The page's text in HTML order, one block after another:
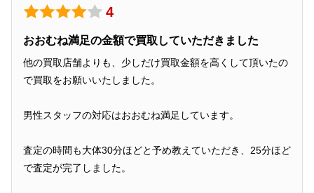
4
おおむね満足の金額で買取していただきました
他の買取店舗よりも、少しだけ買取金額を高くして頂いたの
で買取をお願いいたしました。
男性スタッフの対応はおおむね満足しています。
査定の時間も大体30分ほどと予め教えていただき、25分ほど
で査定が完了しました。